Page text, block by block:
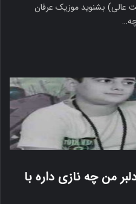
عالی) بشنوید موزیک عرفان
من چه نازی داره با